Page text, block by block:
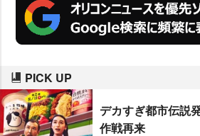
PICK UP
デカすぎ都市伝説
作戦再来